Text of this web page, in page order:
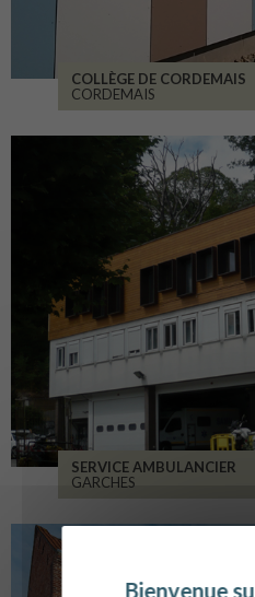
COLLÈGE DE CORDEMAIS
CORDEMAIS
SERVICE AMBULANCIER
GARCHES